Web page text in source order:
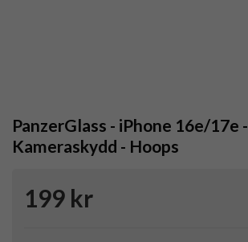
PanzerGlass - iPhone 16e/17e -
Kameraskydd - Hoops
199 kr